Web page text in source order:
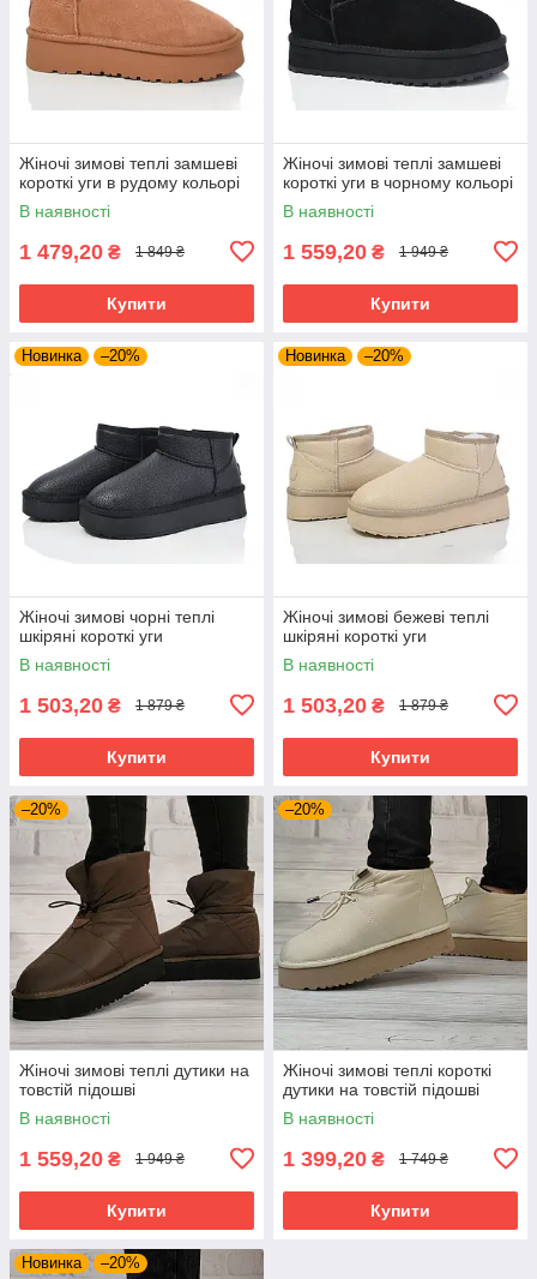
Жіночі зимові теплі замшеві
короткі уги в рудому кольорі
В наявності
1 479,20 ₴ 1 849 ₴
Купити
Жіночі зимові теплі замшеві
короткі уги в чорному кольорі
В наявності
1 559,20 ₴ 1 949 ₴
Купити
Новинка –20%
Жіночі зимові чорні теплі
шкіряні короткі уги
В наявності
1 503,20 ₴ 1 879 ₴
Купити
Новинка –20%
Жіночі зимові бежеві теплі
шкіряні короткі уги
В наявності
1 503,20 ₴ 1 879 ₴
Купити
–20%
Жіночі зимові теплі дутики на
товстій підошві
В наявності
1 559,20 ₴ 1 949 ₴
Купити
–20%
Жіночі зимові теплі короткі
дутики на товстій підошві
В наявності
1 399,20 ₴ 1 749 ₴
Купити
Новинка –20%